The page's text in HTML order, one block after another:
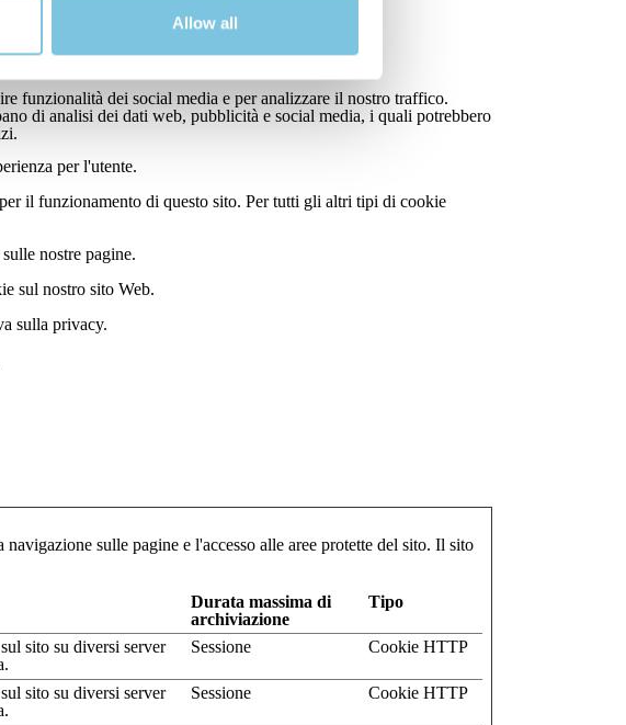
Allow all
e di riferirsi alla versione più aggiornata.
funzionalità dei social media e per analizzare il nostro traffico.
di analisi dei dati web, pubblicità e social media, i quali potrebbero
per l'utente.
il funzionamento di questo sito. Per tutti gli altri tipi di cookie
nostre pagine.
sul nostro sito Web.
sulla privacy.
sulle pagine e l'accesso alle aree protette del sito. Il sito
Durata massima di
archiviazione
Tipo
sito su diversi server
Sessione Cookie HTTP
sito su diversi server
Sessione Cookie HTTP